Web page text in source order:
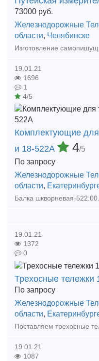
73000 руб.
Железнодорожные
области, Челябинске
19.01.21
1696
1
4/5
Комплектующие
и 18-522А
4/5
По запросу
Железнодорожные
области,
19.01.21
1372
0
Трехосные тележки
По запросу
Железнодорожные
области,
19.01.21
1087